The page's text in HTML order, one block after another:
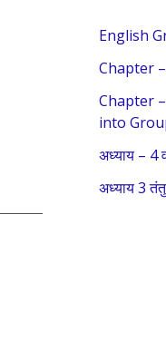
f
o
:
English
Chapter
Chapter
into
अध्याय – 4
अध्याय 3